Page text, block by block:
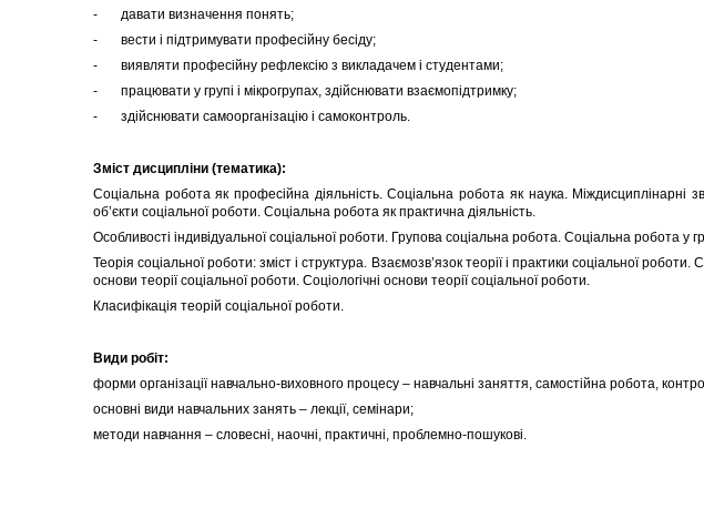
- давати визначення понять;
- вести і підтримувати професійну бесіду;
- виявляти професійну рефлексію з викладачем і студентами;
- працювати у групі і мікрогрупах, здійснювати взаємопідтримку;
- здійснювати самоорганізацію і самоконтроль.
Зміст дисципліни (тематика):
Соціальна робота як професійна діяльність. Соціальна робота як наука. Міждисциплінарні
об’єкти соціальної роботи. Соціальна робота як практична діяльність.
Особливості індивідуальної соціальної роботи. Групова соціальна робота. Соціальна робота у
Теорія соціальної роботи: зміст і структура. Взаємозв’язок теорії і практики соціальної роботи.
основи теорії соціальної роботи. Соціологічні основи теорії соціальної роботи.
Класифікація теорій соціальної роботи.
Види робіт:
форми організації навчально-виховного процесу – навчальні заняття, самостійна робота,
основні види навчальних занять – лекції, семінари;
методи навчання – словесні, наочні, практичні, проблемно-пошукові.